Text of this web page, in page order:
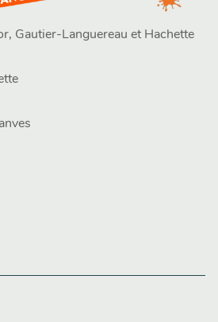
Gautier-Languereau et Hachette